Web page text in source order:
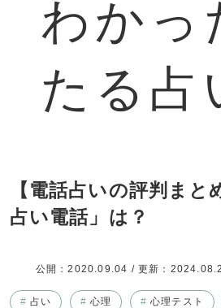
【電話占いの評判ま
占い電話」は？
公開：2020.09.04 / 更新：
# 占い # 心理 # 心理テスト